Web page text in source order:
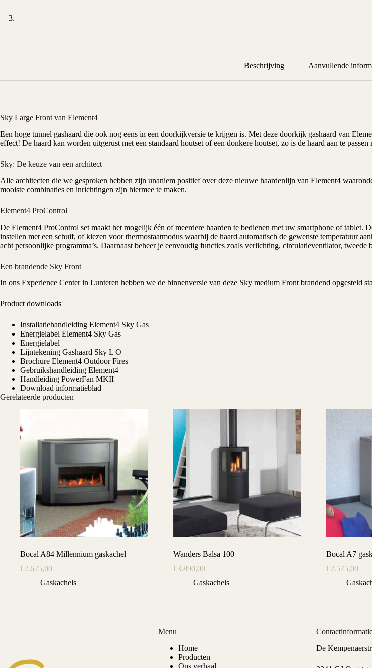
Beschrijving Aanvullende
Sky Large Front van Element4
Een hoge tunnel gashaard die ook nog eens in een doorkijkversie te krijgen is. Met deze doorkijk gashaard van
effect! De haard kan worden uitgerust met een standaard houtset of een donkere houtset, zo is de haard aan te passen
Sky: De keuze van een architect
Alle architecten die we gesproken hebben zijn unaniem positief over deze nieuwe haardenlijn van Element4
mooiste combinaties en inrichtingen zijn hiermee te maken.
Element4 ProControl
De Element4 ProControl set maakt het mogelijk één of meerdere haarden te bedienen met uw smartphone of
instellen met een schuif, of kiezen voor thermostaatmodus waarbij de haard automatisch de gewenste temperatuur
acht persoonlijke programma’s. Daarnaast beheer je eenvoudig functies zoals verlichting, circulatieventilator,
Een brandende Sky Front
In ons Experience Centerin Lunteren hebben we de binnenversie van deze Sky medium Front brandend opgesteld
Product downloads
Installatiehandleiding Element4 Sky Gas
Energielabel Element4 Sky Gas
Energielabel
Lijntekening Gashaard Sky L O
Brochure Element4 Outdoor Fires
Gebruikshandleiding Element4
Handleiding PowerFan MKII
Download informatieblad
Gerelateerde producten
Bocal A84 Millennium gaskachel
€2.625,00
Gaskachels
Wanders Balsa 100
€3.890,00
Gaskachels
Bocal A7
€2.575,00
Menu
Home
Producten
Ons verhaal
De